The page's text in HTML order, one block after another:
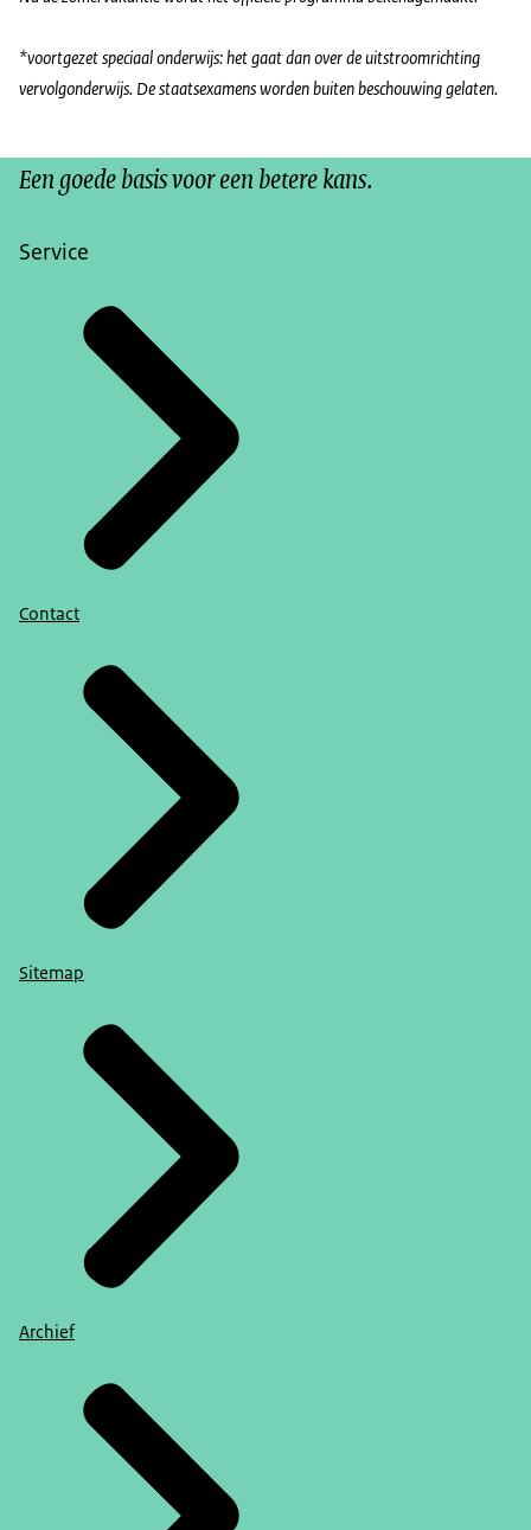
*voortgezet speciaal onderwijs: het gaat dan over de uitstroomrichting
vervolgonderwijs. De staatsexamens worden buiten beschouwing gelaten.
Een goede basis voor een betere kans.
Service
Contact
Sitemap
Archief